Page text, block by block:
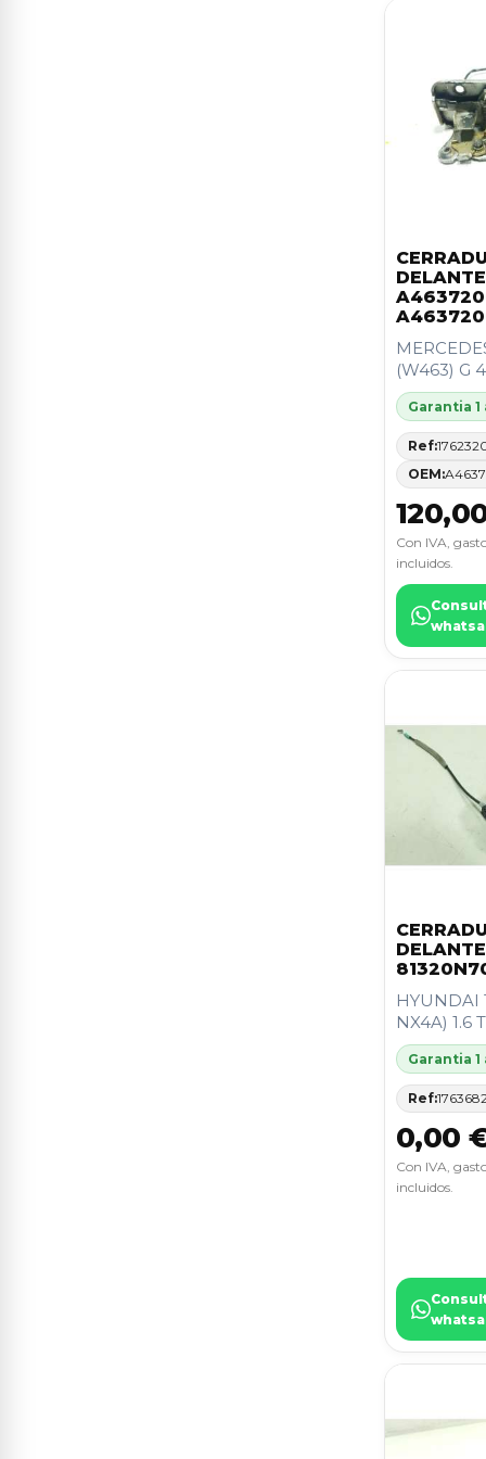
(W463) G
Garantia 1
Ref:
OEM:
Con IVA,
incluidos.
HYUNDAI
NX4A) 1.6
Garantia 1
Ref:
0,00
Con IVA,
incluidos.